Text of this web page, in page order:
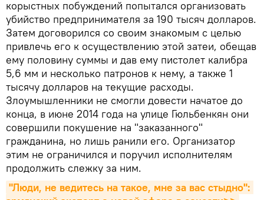
корыстных побуждений попытался организовать
убийство предпринимателя за 190 тысяч долларов.
Затем договорился со своим знакомым с целью
привлечь его к осуществлению этой затеи, обещав
ему половину суммы и дав ему пистолет калибра
5,6 мм и несколько патронов к нему, а также 1
тысячу долларов на текущие расходы.
Злоумышленники не смогли довести начатое до
конца, в июне 2014 года на улице Гюльбенкян они
совершили покушение на "заказанного"
гражданина, но лишь ранили его. Организатор
этим не ограничился и поручил исполнителям
продолжить слежку за ним.
"Люди, не ведитесь на такое, мне за вас стыдно":